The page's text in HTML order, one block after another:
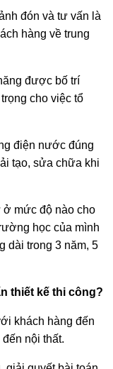
đón và tư vấn là
hàng về trung
được bố trí
cho việc tổ
điện nước đúng
tạo, sửa chữa khi
ở mức độ nào cho
học của mình
dài trong 3 năm, 5
thiết kế thi công?
khách hàng đến
nội thất.